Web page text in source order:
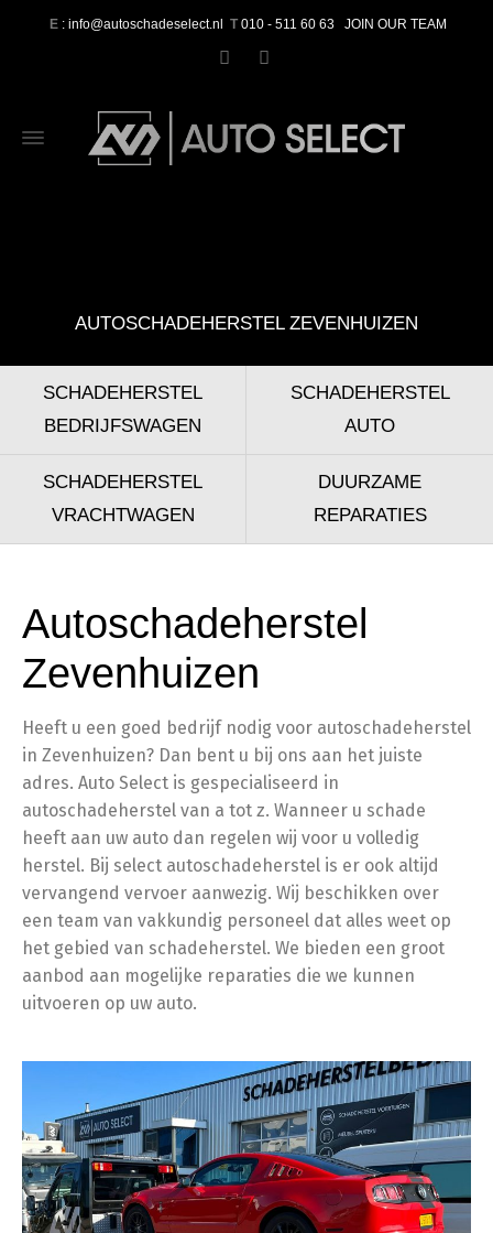
E : info@autoschadeselect.nl T 010 - 511 60 63 JOIN OUR TEAM
AUTOSCHADEHERSTEL ZEVENHUIZEN
SCHADEHERSTEL
BEDRIJFSWAGEN
SCHADEHERSTEL
AUTO
SCHADEHERSTEL
VRACHTWAGEN
DUURZAME
REPARATIES
Autoschadeherstel
Zevenhuizen
Heeft u een goed bedrijf nodig voor autoschadeherstel
in Zevenhuizen? Dan bent u bij ons aan het juiste
adres. Auto Select is gespecialiseerd in
autoschadeherstel van a tot z. Wanneer u schade
heeft aan uw auto dan regelen wij voor u volledig
herstel. Bij select autoschadeherstel is er ook altijd
vervangend vervoer aanwezig. Wij beschikken over
een team van vakkundig personeel dat alles weet op
het gebied van schadeherstel. We bieden een groot
aanbod aan mogelijke reparaties die we kunnen
uitvoeren op uw auto.